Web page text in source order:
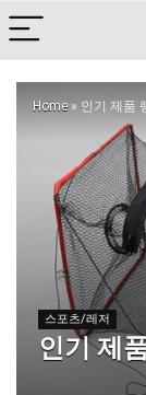
Home » 인기 제품
스포츠/레저
인기 제